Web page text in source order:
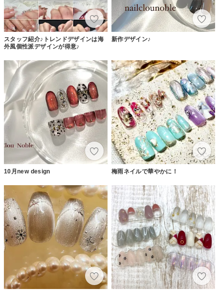
スタッフ紹介♪トレンドデザインは海
外風個性派デザインが得意♪
新作デザイン♪
10月new design 梅雨ネイルで華やかに！